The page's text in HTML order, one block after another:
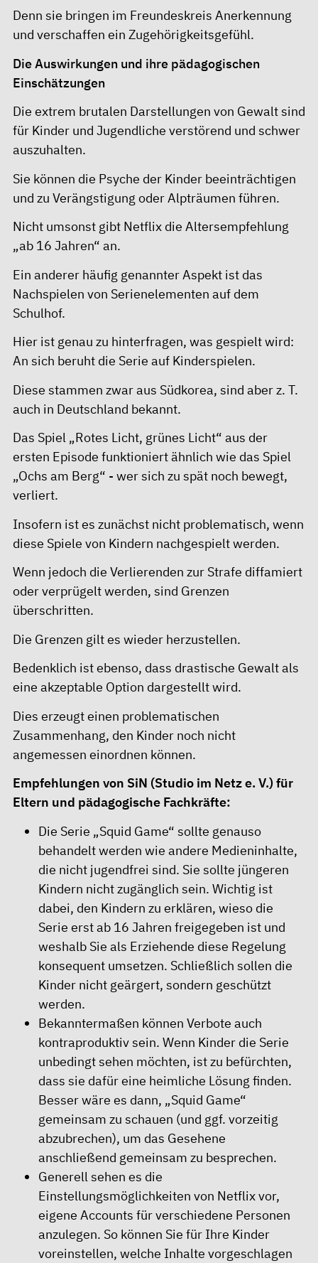
Denn sie bringen im Freundeskreis Anerkennung
und verschaffen ein Zugehörigkeitsgefühl.
Die Auswirkungen und ihre pädagogischen
Einschätzungen
Die extrem brutalen Darstellungen von Gewalt sind
für Kinder und Jugendliche verstörend und schwer
auszuhalten.
Sie können die Psyche der Kinder beeinträchtigen
und zu Verängstigung oder Alpträumen führen.
Nicht umsonst gibt Netflix die Altersempfehlung
„ab 16 Jahren“ an.
Ein anderer häufig genannter Aspekt ist das
Nachspielen von Serienelementen auf dem
Schulhof.
Hier ist genau zu hinterfragen, was gespielt wird:
An sich beruht die Serie auf Kinderspielen.
Diese stammen zwar aus Südkorea, sind aber z. T.
auch in Deutschland bekannt.
Das Spiel „Rotes Licht, grünes Licht“ aus der
ersten Episode funktioniert ähnlich wie das Spiel
„Ochs am Berg“ - wer sich zu spät noch bewegt,
verliert.
Insofern ist es zunächst nicht problematisch, wenn
diese Spiele von Kindern nachgespielt werden.
Wenn jedoch die Verlierenden zur Strafe diffamiert
oder verprügelt werden, sind Grenzen
überschritten.
Die Grenzen gilt es wieder herzustellen.
Bedenklich ist ebenso, dass drastische Gewalt als
eine akzeptable Option dargestellt wird.
Dies erzeugt einen problematischen
Zusammenhang, den Kinder noch nicht
angemessen einordnen können.
Empfehlungen von SiN (Studio im Netz e. V.) für
Eltern und pädagogische Fachkräfte:
Die Serie „Squid Game“ sollte genauso
behandelt werden wie andere Medieninhalte,
die nicht jugendfrei sind. Sie sollte jüngeren
Kindern nicht zugänglich sein. Wichtig ist
dabei, den Kindern zu erklären, wieso die
Serie erst ab 16 Jahren freigegeben ist und
weshalb Sie als Erziehende diese Regelung
konsequent umsetzen. Schließlich sollen die
Kinder nicht geärgert, sondern geschützt
werden.
Bekanntermaßen können Verbote auch
kontraproduktiv sein. Wenn Kinder die Serie
unbedingt sehen möchten, ist zu befürchten,
dass sie dafür eine heimliche Lösung finden.
Besser wäre es dann, „Squid Game“
gemeinsam zu schauen (und ggf. vorzeitig
abzubrechen), um das Gesehene
anschließend gemeinsam zu besprechen.
Generell sehen es die
Einstellungsmöglichkeiten von Netflix vor,
eigene Accounts für verschiedene Personen
anzulegen. So können Sie für Ihre Kinder
voreinstellen, welche Inhalte vorgeschlagen